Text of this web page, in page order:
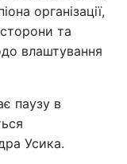
організації,
та
влаштування
паузу в
Усика.